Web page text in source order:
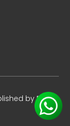
byEnika